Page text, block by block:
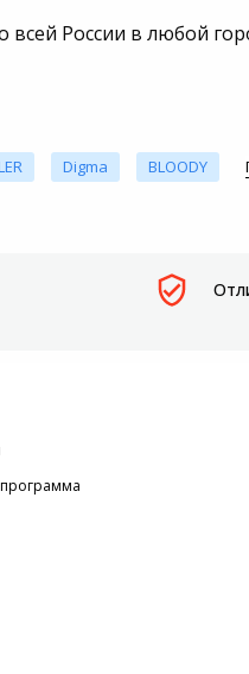
всей России в любой
Digma BLOODY